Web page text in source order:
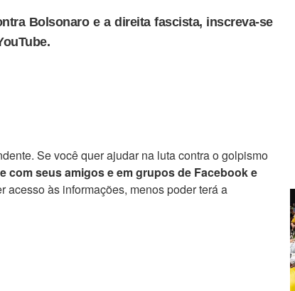
Bolsonaro e a direita fascista, inscreva-se
Se você quer ajudar na luta contra o golpismo
com seus amigos e em grupos de Facebook e
acesso às informações, menos poder terá a